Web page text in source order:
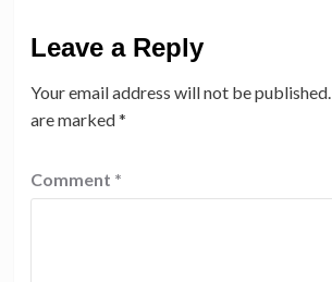
Leave a Reply
Your email address will not be published.
are marked*
Comment *